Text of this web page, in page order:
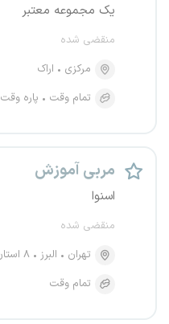
یک مجموعه معتبر
منقضی شده
مرکزی
اراک
تمام وقت
پاره وقت
مربی آموزش
اسنوا
منقضی شده
تهران
البرز
۸ استان دیگر
تمام وقت